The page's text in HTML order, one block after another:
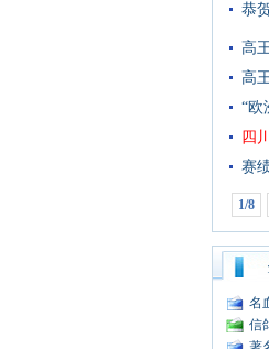
恭
高
高
“欧
四
赛
1/8
名
信